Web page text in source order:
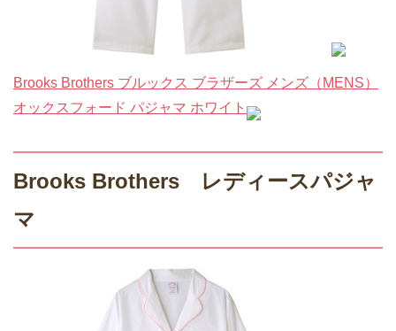
Brooks Brothers ブルックス ブラザーズ メンズ（MENS）
オックスフォード パジャマ ホワイト
Brooks Brothers レディースパジャ
マ